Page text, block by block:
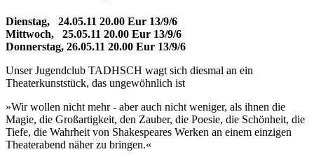
Dienstag, 24.05.11 20.00 Eur 13/9/6
Mittwoch, 25.05.11 20.00 Eur 13/9/6
Donnerstag, 26.05.11 20.00 Eur 13/9/6
Unser Jugendclub TADHSCH wagt sich diesmal an ein
Theaterkunststück, das ungewöhnlich ist
»Wir wollen nicht mehr - aber auch nicht weniger, als ihnen die
Magie, die Großartigkeit, den Zauber, die Poesie, die Schönheit, die
Tiefe, die Wahrheit von Shakespeares Werken an einem einzigen
Theaterabend näher zu bringen.«